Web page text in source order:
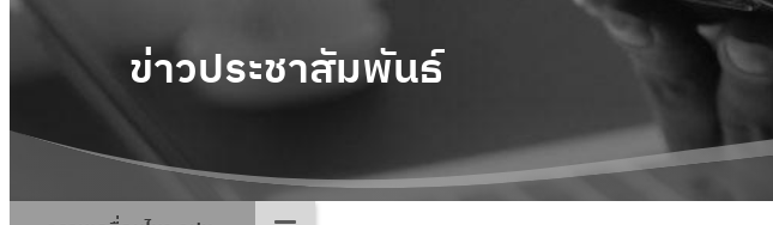
ข่าวประชาสัมพันธ์